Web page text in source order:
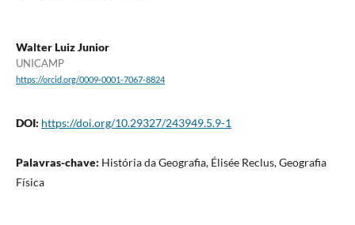
Walter Luiz Junior
UNICAMP
https://orcid.org/0009-0001-7067-8824
DOI: https://doi.org/10.29327/243949.5.9-1
Palavras-chave: História da Geografia, Élisée Reclus, Geografia
Física